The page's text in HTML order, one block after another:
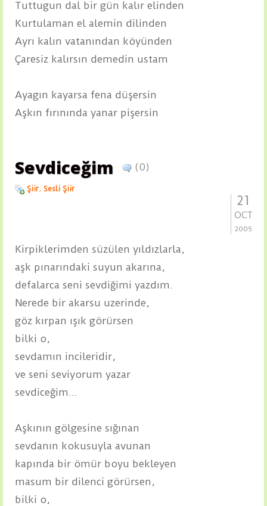
Tuttugun dal bir gün kalır elinden
Kurtulaman el alemin dilinden
Ayrı kalın vatanından köyünden
Çaresiz kalırsın demedin ustam
Ayagın kayarsa fena düşersin
Aşkın fırınında yanar pişersin
Sevdiceğim (0)
Şiir, Sesli Şiir
21
OCT
2005
Kirpiklerimden süzülen yıldızlarla,
aşk pınarındaki suyun akarına,
defalarca seni sevdiğimi yazdım.
Nerede bir akarsu uzerinde,
göz kırpan ışık görürsen
bilki o,
sevdamın incileridir,
ve seni seviyorum yazar
sevdiceğim...
Aşkının gölgesine sığınan
sevdanın kokusuyla avunan
kapında bir ömür boyu bekleyen
masum bir dilenci görürsen,
bilki o,